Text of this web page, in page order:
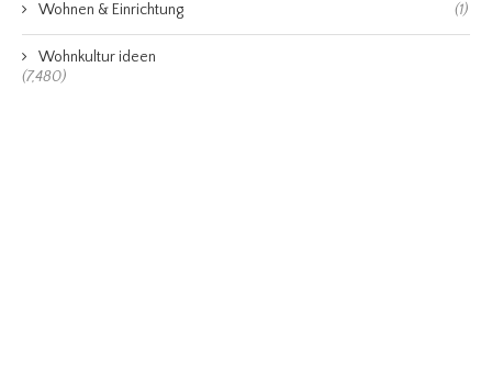
Wohnen & Einrichtung (1)
Wohnkultur ideen
(7,480)